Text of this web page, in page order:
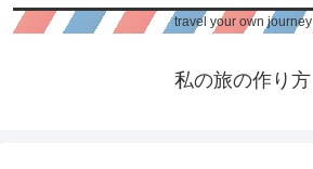
travel your own journey
私の旅の作り方